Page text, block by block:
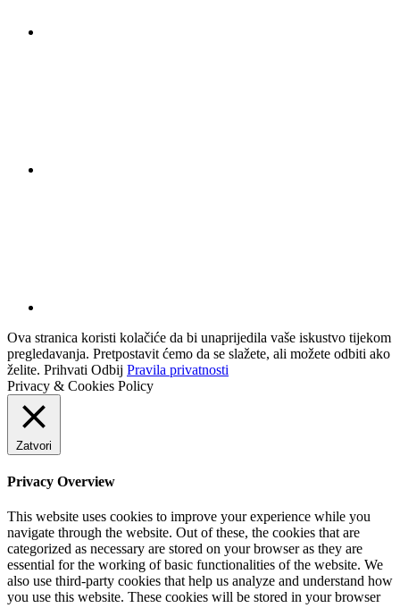
Ova stranica koristi kolačiće da bi unaprijedila vaše iskustvo tijekom
pregledavanja. Pretpostavit ćemo da se slažete, ali možete odbiti ako
želite. Prihvati Odbij Pravila privatnosti
Privacy & Cookies Policy
Zatvori
Privacy Overview
This website uses cookies to improve your experience while you
navigate through the website. Out of these, the cookies that are
categorized as necessary are stored on your browser as they are
essential for the working of basic functionalities of the website. We
also use third-party cookies that help us analyze and understand how
you use this website. These cookies will be stored in your browser